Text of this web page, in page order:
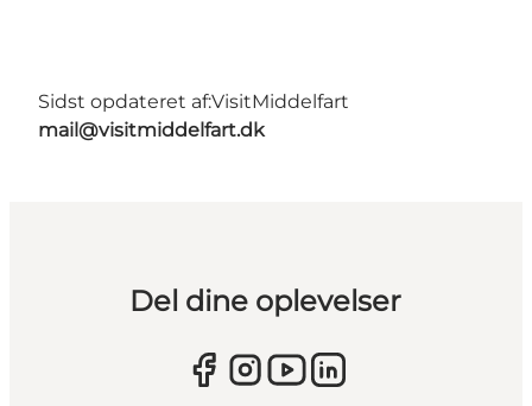
Sidst opdateret af:VisitMiddelfart
mail@visitmiddelfart.dk
Del dine oplevelser